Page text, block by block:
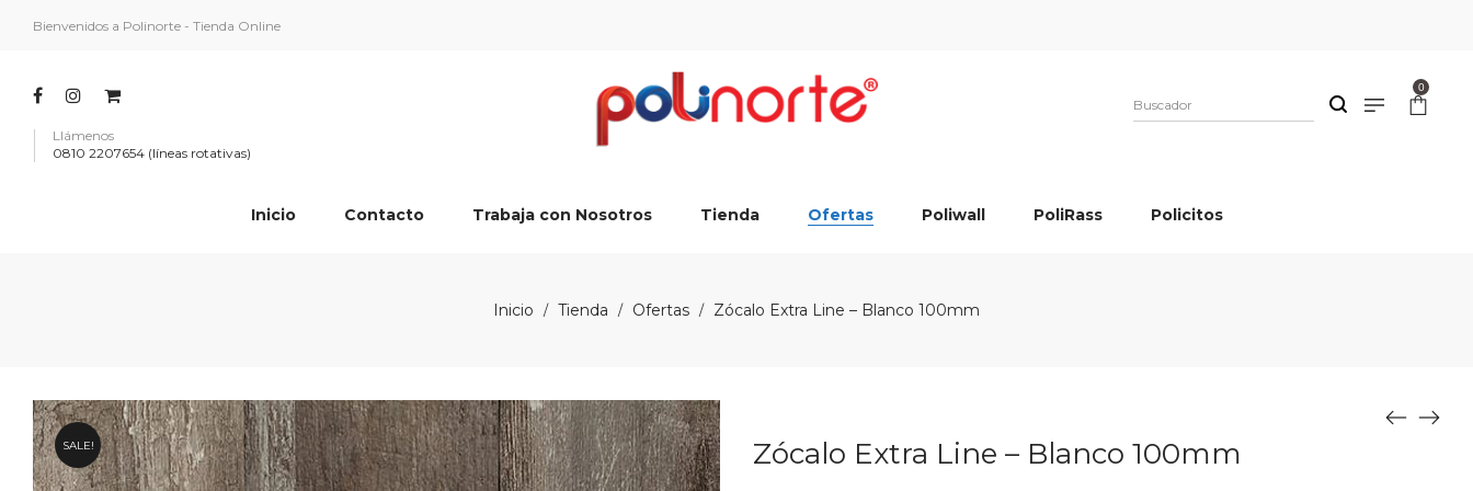
Bienvenidos a Polinorte - Tienda Online
Llámenos
0810 2207654 (líneas rotativas)
0
Inicio Contacto Trabaja con Nosotros Tienda Ofertas Poliwall PoliRass Policitos
Inicio / Tienda / Ofertas / Zócalo Extra Line – Blanco 100mm
SALE! Zócalo Extra Line – Blanco 100mm